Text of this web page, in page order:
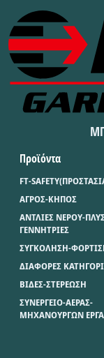
Προϊόντα
FT-
ΑΓΡΟΣ-ΚΗΠΟΣ
ΑΝΤΛΙΕΣ ΝΕΡΟΥ-
ΓΕΝΝΗΤΡΙΕΣ
ΣΥΓΚΟΛΗΣΗ-
ΔΙΑΦΟΡΕΣ
ΒΙΔΕΣ-ΣΤΕΡΕΩΣΗ
ΣΥΝΕΡΓΕΙΟ-ΑΕΡΑΣ-
ΜΗΧΑΝΟΥΡΓΩΝ